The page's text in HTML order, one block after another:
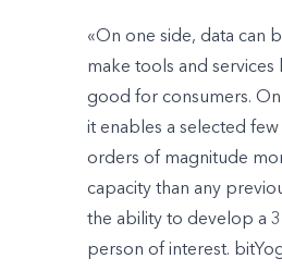
«On one side, data can
make tools and services
good for consumers.
it enables a selected
orders of magnitude
capacity than any
the ability to develop a
person of interest.